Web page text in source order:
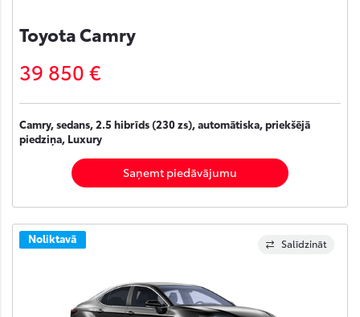
Toyota Camry
39 850 €
Camry, sedans, 2.5 hibrīds (230 zs), automātiska, priekšējā
piedziņa, Luxury
Saņemt piedāvājumu
Salīdzināt
Noliktavā